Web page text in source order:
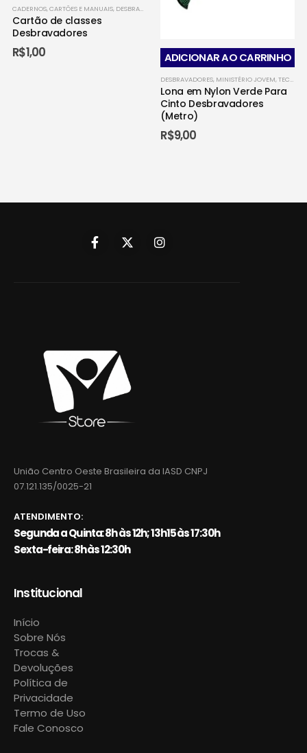
tem
várias
CADERNOS, CARTÕES E MANUAIS, DESBRAVADORES MINISTÉRIO JOVEM
Cartão de classes
Desbravadores
R$1,00 ADICIONAR AO CARRINHO
DESBRAVADORES, MINISTÉRIO JOVEM,TECIDO - DESBRAVADORES
Lona em Nylon Verde Para
Cinto Desbravadores
(Metro)
R$9,00
União Centro Oeste Brasileira da IASD CNPJ
07.121.135/0025-21
ATENDIMENTO:
Segunda a Quinta: 8h às 12h; 13h15 às 17:30h
Sexta-feira: 8h às 12:30h
Institucional
Início
Sobre Nós
Trocas &
Devoluções
Política de
Privacidade
Termo de Uso
Fale Conosco